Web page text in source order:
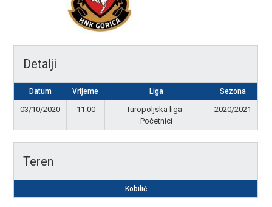
Detalji
Datum Vrijeme Liga Sezona
03/10/2020 11:00
Turopoljska liga -
Početnici
2020/2021
Teren
Kobilić